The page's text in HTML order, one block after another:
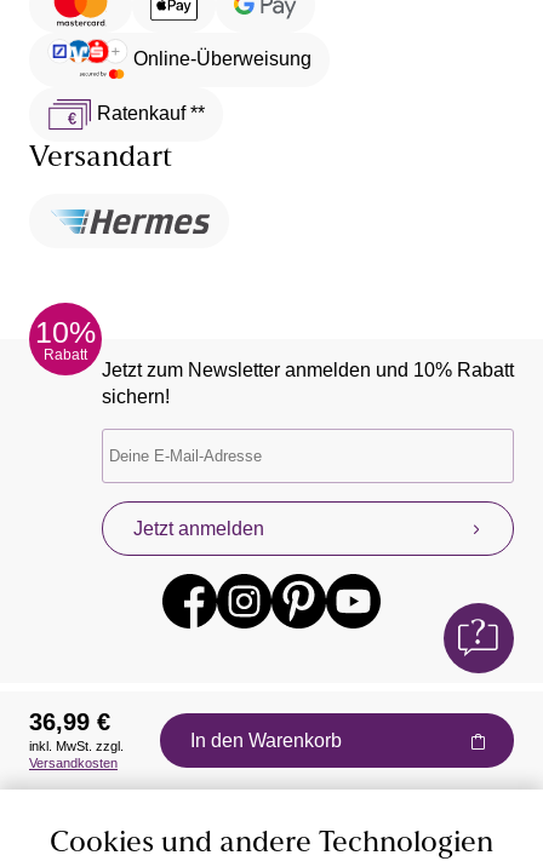
Online-Überweisung
Ratenkauf **
Versandart
10%
Rabatt
Jetzt zum Newsletter anmelden und 10% Rabatt
sichern!
Jetzt anmelden
Auszeichnungen
36,99 €
inkl. MwSt. zzgl.
Versandkosten
In den Warenkorb
Cookies und andere Technologien